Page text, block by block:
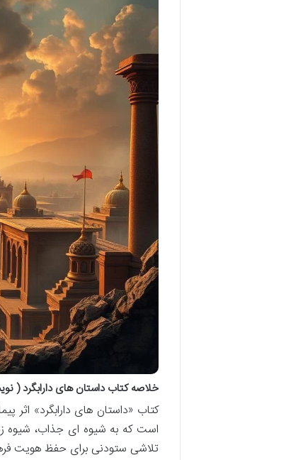
خلاصه کتاب داستان های دارابگرد (
کتاب «داستان های دارابگرد» اثر
است که به شیوه ای جذاب، شیوه
تلاشی ستودنی برای حفظ هویت